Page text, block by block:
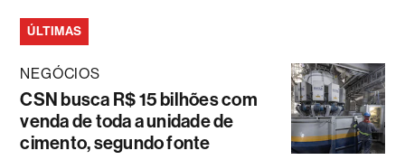
ÚLTIMAS
NEGÓCIOS
CSN busca R$ 15 bilhões com
venda de toda a unidade de
cimento, segundo fonte